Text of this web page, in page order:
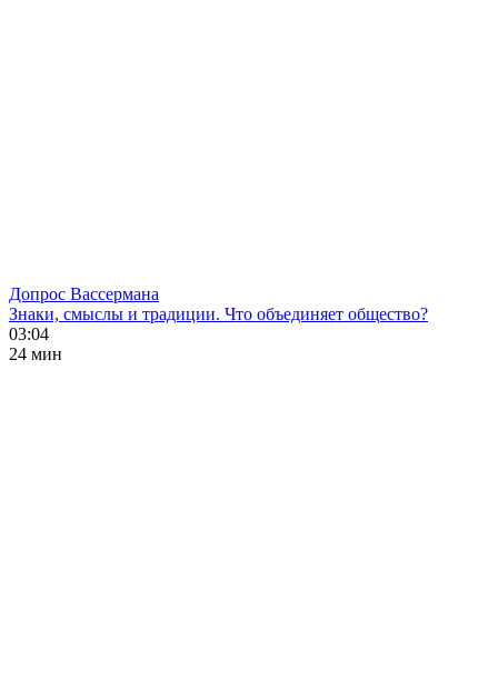
Допрос Вассермана
Знаки, смыслы и традиции. Что объединяет общество?
03:04
24 мин